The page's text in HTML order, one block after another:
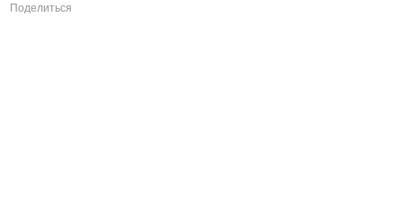
Поделиться